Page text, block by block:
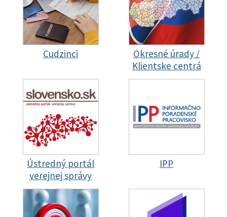
Cudzinci
Okresné úrady /
Klientske centrá
Ústredný portál
verejnej správy
IPP